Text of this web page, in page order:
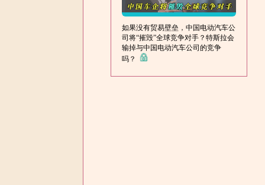
如果没有贸易壁垒，中国电动汽车公
司将“摧毁”全球竞争对手？特斯拉会
输掉与中国电动汽车公司的竞争
吗？